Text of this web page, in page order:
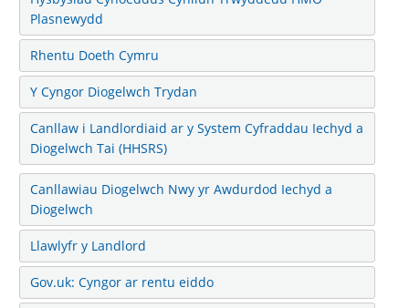
Plasnewydd
Rhentu Doeth Cymru
Y Cyngor Diogelwch Trydan
Canllaw i Landlordiaid ar y System Cyfraddau Iechyd a
Diogelwch Tai (HHSRS)
Canllawiau Diogelwch Nwy yr Awdurdod Iechyd a
Diogelwch
Llawlyfr y Landlord
Gov.uk: Cyngor ar rentu eiddo